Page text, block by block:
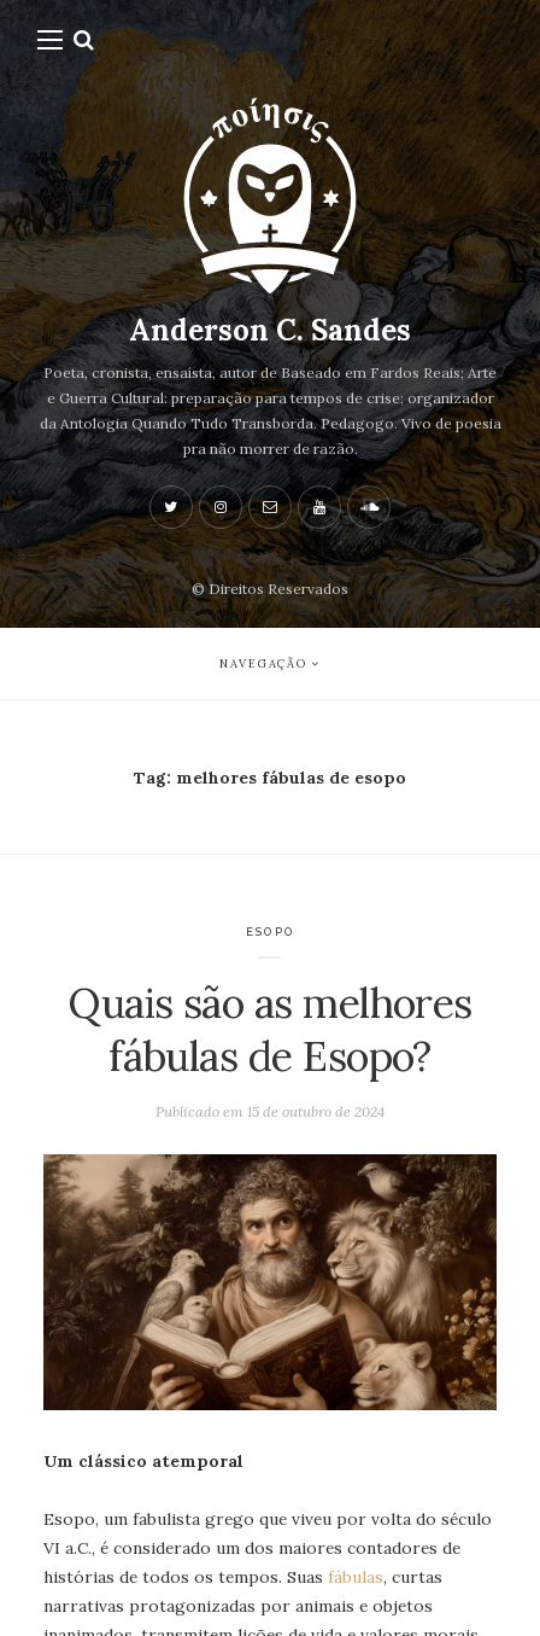
Anderson C. Sandes
Poeta, cronista, ensaísta, autor de Baseado em Fardos Reais; Arte
e Guerra Cultural: preparação para tempos de crise; organizador
da Antologia Quando Tudo Transborda. Pedagogo. Vivo de poesia
pra não morrer de razão.
© Direitos Reservados
NAVEGAÇÃO
Tag: melhores fábulas de esopo
ESOPO
Quais são as melhores
fábulas de Esopo?
Publicado em 15 de outubro de 2024
Um clássico atemporal
Esopo, um fabulista grego que viveu por volta do século
VI a.C., é considerado um dos maiores contadores de
histórias de todos os tempos. Suas fábulas, curtas
narrativas protagonizadas por animais e objetos